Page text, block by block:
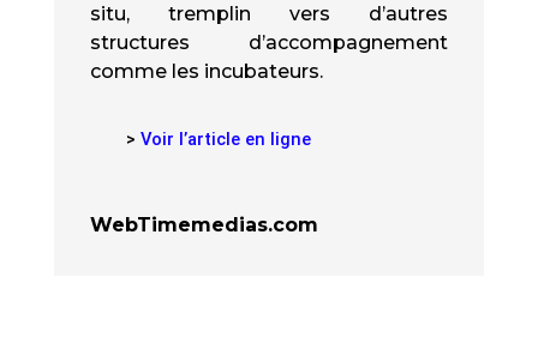
situ, tremplin vers d’autres
structures d’accompagnement
comme les incubateurs.
> Voir l’article en ligne
WebTimemedias.com